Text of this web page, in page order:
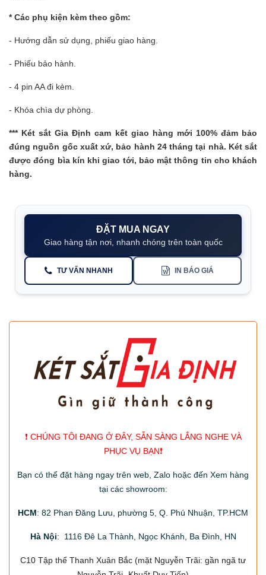
* Các phụ kiện kèm theo gồm:
- Hướng dẫn sử dụng, phiếu giao hàng.
- Phiếu bảo hành.
- 4 pin AA đi kèm.
- Khóa chìa dự phòng.
*** Két sắt Gia Định cam kết giao hàng mới 100% đảm bảo
đúng nguồn gốc xuất xứ, bảo hành 24 tháng tại nhà. Két sắt
được đóng bìa kín khi giao tới, bảo mật thông tin cho khách
hàng.
ĐẶT MUA NGAY
Giao hàng tận nơi, nhanh chóng trên toàn quốc
TƯ VẤN NHANH IN BÁO GIÁ
❗️ CHÚNG TÔI ĐANG Ở ĐÂY, SẴN SÀNG LẮNG NGHE VÀ
PHỤC VỤ BẠN❗️
Bạn có thể đặt hàng ngay trên web, Zalo hoặc đến Xem hàng
tại các showroom:
HCM: 82 Phan Đăng Lưu, phường 5, Q. Phú Nhuận, TP.HCM
Hà Nội: 1116 Đê La Thành, Ngọc Khánh, Ba Đình, HN
C10 Tập thể Thanh Xuân Bắc (mặt Nguyễn Trãi: gần ngã tư